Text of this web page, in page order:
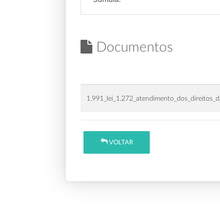
Documentos
VOLTAR